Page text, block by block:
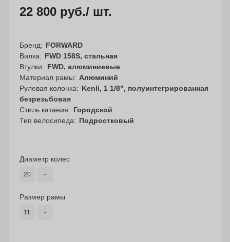
22 800 руб./ шт.
Бренд
FORWARD
Вилка
FWD 158S, стальная
Втулки
FWD, алюминиевые
Материал рамы
Алюминий
Рулевая колонка
Kenli, 1 1/8", полуинтегрированная
безрезьбовая
Стиль катания
Городской
Тип велосипеда
Подростковый
Диаметр колес
20 -
Размер рамы
11 -